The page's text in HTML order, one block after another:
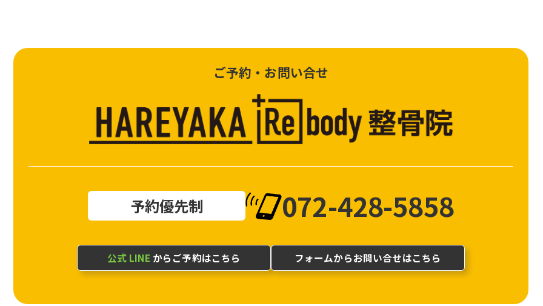
ご予約・お問い合せ
予約優先制 072-428-5858
公式 LINE からご予約はこちら フォームからお問い合せはこちら